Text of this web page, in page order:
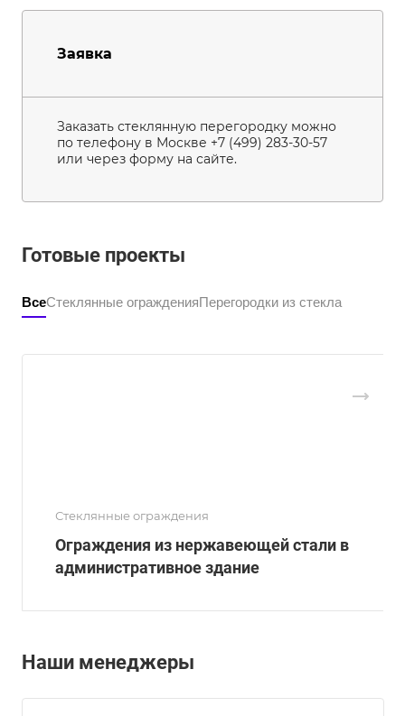
Заявка
Заказать стеклянную перегородку можно
по телефону в Москве +7 (499) 283-30-57
или через форму на сайте.
Готовые проекты
ВсеСтеклянные огражденияПерегородки из стекла
Стеклянные ограждения
Ограждения из нержавеющей стали в
административное здание
Наши менеджеры